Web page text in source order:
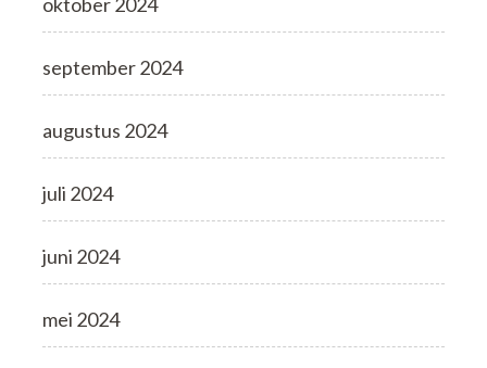
september 2024
augustus 2024
juli 2024
juni 2024
mei 2024